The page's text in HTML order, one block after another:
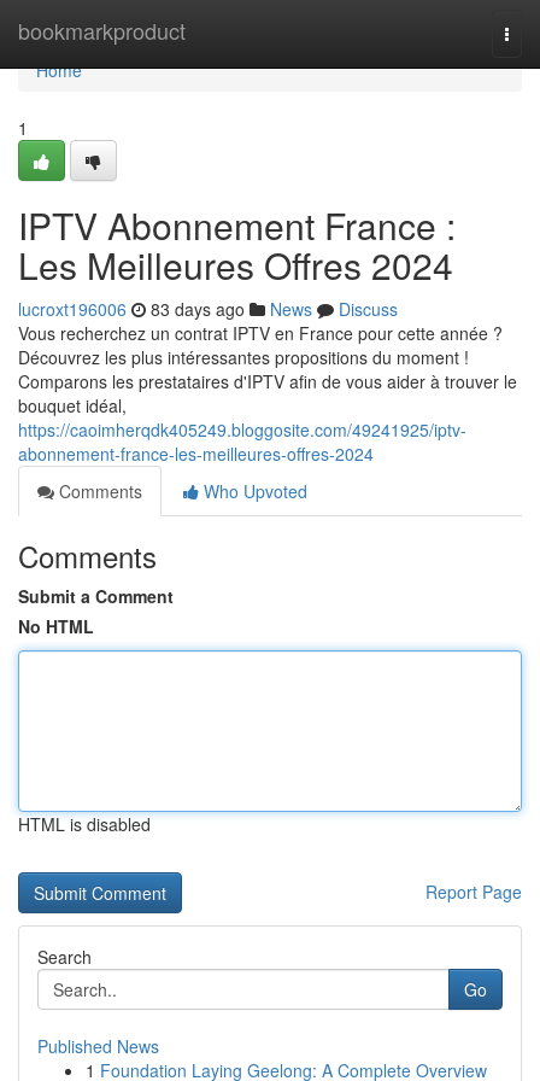
bookmarkproduct
Home
Home
1
IPTV Abonnement France :
Les Meilleures Offres 2024
lucroxt196006 83 days ago News
Discuss
Vous recherchez un contrat IPTV en France pour cette année ?
Découvrez les plus intéressantes propositions du moment !
Comparons les prestataires d'IPTV afin de vous aider à trouver le
bouquet idéal,
https://caoimherqdk405249.bloggosite.com/49241925/iptv-
abonnement-france-les-meilleures-offres-2024
Comments
Who Upvoted
Comments
Submit a Comment
No HTML
HTML is disabled
Report Page
Search
Go
Published News
1 Foundation Laying Geelong: A Complete Overview